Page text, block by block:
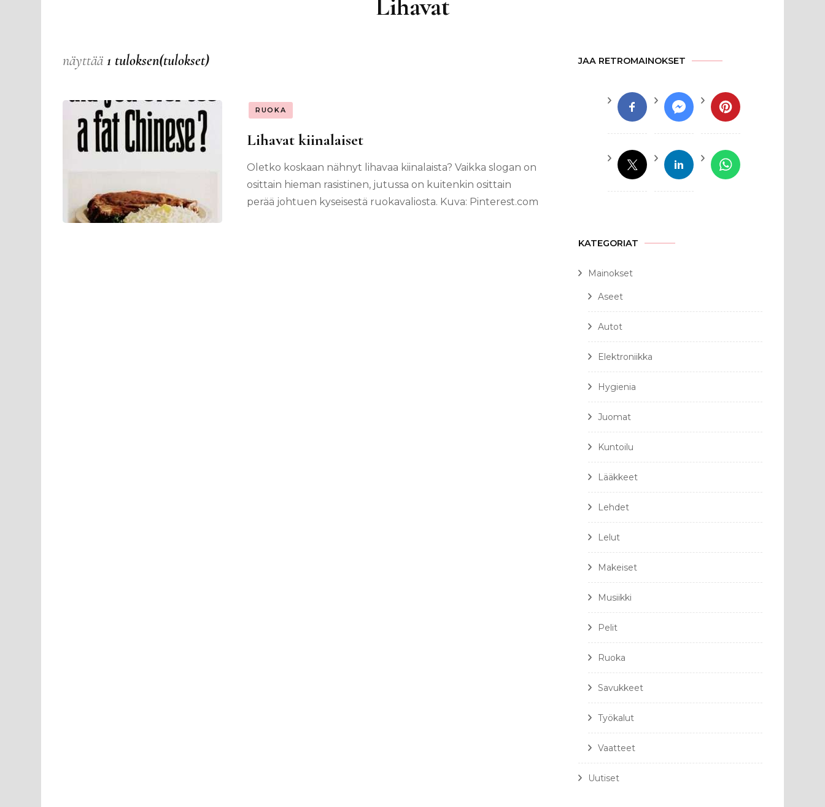
näyttää 1 tuloksen(tulokset)
RUOKA
Lihavat kiinalaiset
Oletko koskaan nähnyt lihavaa kiinalaista? Vaikka slogan on
osittain hieman rasistinen, jutussa on kuitenkin osittain
perää johtuen kyseisestä ruokavaliosta. Kuva: Pinterest.com
JAA RETROMAINOKSET
KATEGORIAT
Mainokset
Aseet
Autot
Elektroniikka
Hygienia
Juomat
Kuntoilu
Lääkkeet
Lehdet
Lelut
Makeiset
Musiikki
Pelit
Ruoka
Savukkeet
Työkalut
Vaatteet
Uutiset